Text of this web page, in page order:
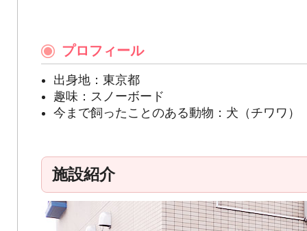
プロフィール
出身地：東京都
趣味：スノーボード
今まで飼ったことのある動物：犬（チワワ）
施設紹介